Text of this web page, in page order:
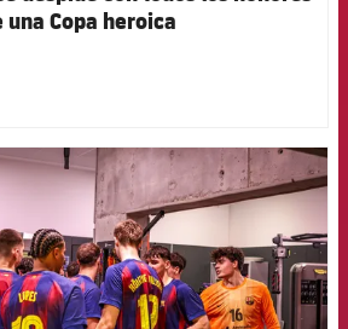
una Copa heroica
FCB Barcelona badge